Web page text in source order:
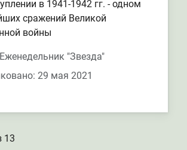
в 1941-1942 гг. - одном
сражений Великой
войны
Еженедельник "Звезда"
29 мая 2021
13